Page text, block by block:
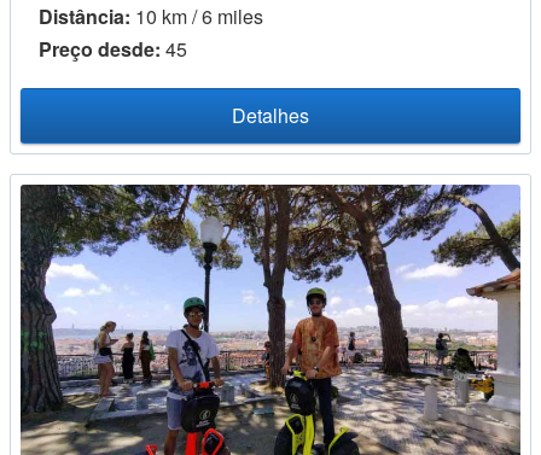
Distância: 10 km / 6 miles
Preço desde: 45
Detalhes